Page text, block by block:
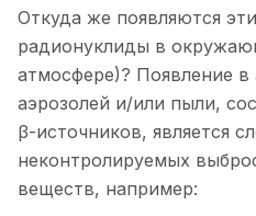
Откуда же появляются
радионуклиды в
атмосфере)? Появление
аэрозолей и/или пыли,
β-источников, является
неконтролируемых
веществ, например: